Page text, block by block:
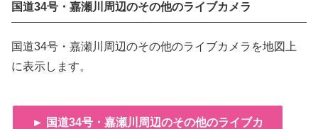
国道34号・嘉瀬川周辺のその他のライブカメラ
国道34号・嘉瀬川周辺のその他のライブカメラを地図上
に表示します。
► 国道34号・嘉瀬川周辺のその他のライブカ